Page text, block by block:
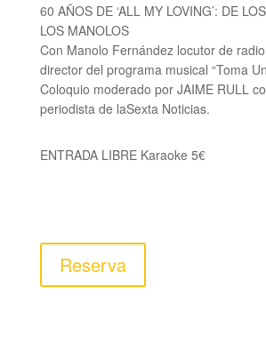
60 AÑOS DE ‘ALL MY LOVING’: DE
LOS MANOLOS
Con Manolo Fernández locutor de
director del programa musical “Toma
Coloquio moderado por JAIME RULL
periodista de laSexta Noticias.
ENTRADA LIBRE Karaoke 5€
Reserva